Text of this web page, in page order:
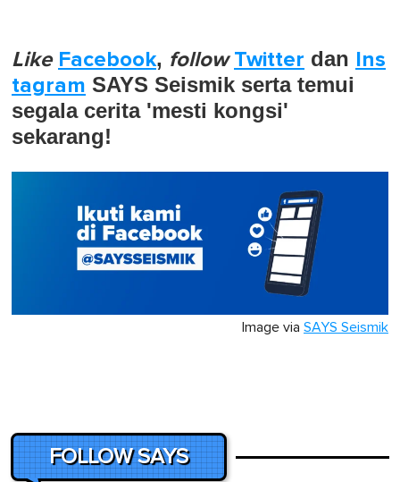
Like Facebook, follow Twitter dan Ins
tagram SAYS Seismik serta temui
segala cerita 'mesti kongsi'
sekarang!
Image via SAYS Seismik
FOLLOW SAYS